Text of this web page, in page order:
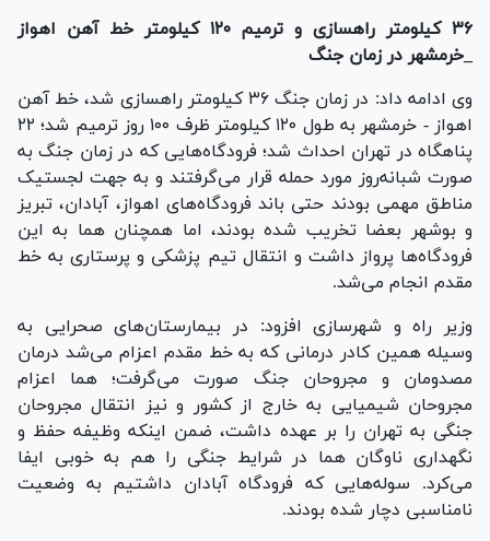
۳۶ کیلومتر راهسازی و ترمیم ۱۲۰ کیلومتر خط آهن اهواز
_خرمشهر در زمان جنگ
وی ادامه داد: در زمان جنگ ۳۶ کیلومتر راهسازی شد، خط آهن
اهواز - خرمشهر به طول ۱۲۰ کیلومتر ظرف ۱۰۰ روز ترمیم شد؛ ۲۲
پناهگاه در تهران احداث شد؛ فرودگاه‌هایی که در زمان جنگ به
صورت شبانه‌روز مورد حمله قرار می‌گرفتند و به جهت لجستیک
مناطق مهمی بودند حتی باند فرودگاه‌های اهواز، آبادان، تبریز
و بوشهر بعضا تخریب شده بودند، اما همچنان هما به این
فرودگاه‌ها پرواز داشت و انتقال تیم پزشکی و پرستاری به خط
مقدم انجام می‌شد.
وزیر راه و شهرسازی افزود: در بیمارستان‌های صحرایی به
وسیله همین کادر درمانی که به خط مقدم اعزام می‌شد درمان
مصدومان و مجروحان جنگ صورت می‌گرفت؛ هما اعزام
مجروحان شیمیایی به خارج از کشور و نیز انتقال مجروحان
جنگی به تهران را بر عهده داشت، ضمن اینکه وظیفه حفظ و
نگهداری ناوگان هما در شرایط جنگی را هم به خوبی ایفا
می‌کرد. سوله‌هایی که فرودگاه آبادان داشتیم به وضعیت
نامناسبی دچار شده بودند.